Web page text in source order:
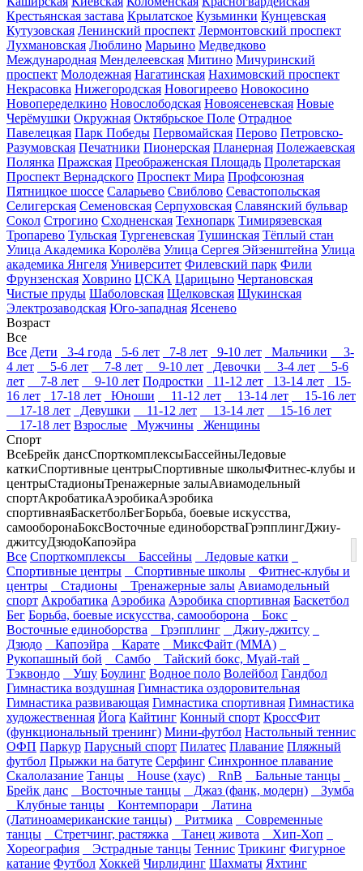
Крестьянская застава Крылатское Кузьминки Кунцевская
Кутузовская Ленинский проспект Лермонтовский проспект
Лухмановская Люблино Марьино Медведково
Международная Менделеевская Митино Мичуринский
проспект Молодежная Нагатинская Нахимовский проспект
Некрасовка Нижегородская Новогиреево Новокосино
Новопеределкино Новослободская Новоясеневская Новые
Черёмушки Окружная Октябрьское Поле Отрадное
Павелецкая Парк Победы Первомайская Перово Петровско-
Разумовская Печатники Пионерская Планерная Полежаевская
Полянка Пражская Преображенская Площадь Пролетарская
Проспект Вернадского Проспект Мира Профсоюзная
Пятницкое шоссе Саларьево Свиблово Севастопольская
Селигерская Семеновская Серпуховская Славянский бульвар
Сокол Строгино Сходненская Технопарк Тимирязевская
Тропарево Тульская Тургеневская Тушинская Тёплый стан
Улица Академика Королёва Улица Сергея Эйзенштейна Улица
академика Янгеля Университет Филевский парк Фили
Фрунзенская Ховрино ЦСКА Царицыно Чертановская
Чистые пруды Шаболовская Щелковская Щукинская
Электрозаводская Юго-западная Ясенево
Возраст
Все
Все Дети 3-4 года 5-6 лет 7-8 лет 9-10 лет Мальчики
3-
4 лет
5-6 лет 7-8 лет 9-10 лет Девочки 3-4 лет
5-6
лет
7-8 лет 9-10 лет Подростки 11-12 лет 13-14 лет
15-
16 лет
17-18 лет Юноши 11-12 лет 13-14 лет
15-16 лет
17-18 лет
Девушки 11-12 лет 13-14 лет
15-16 лет
17-18 лет Взрослые Мужчины
Женщины
Спорт
ВсеБрейк дансСпорткомплексыБассейныЛедовые
каткиСпортивные центрыСпортивные школыФитнес-клубы и
центрыСтадионыТренажерные залыАвиамодельный
спортАкробатикаАэробикаАэробика
спортивнаяБаскетболБегБорьба, боевые искусства,
самооборонаБоксВосточные единоборстваГрэпплингДжиу-
джитсуДзюдоКапоэйра
Все Спорткомплексы Бассейны
Ледовые катки
Спортивные центры
Спортивные школы
Фитнес-клубы и
центры
Стадионы Тренажерные залы Авиамодельный
спорт Акробатика Аэробика Аэробика спортивная Баскетбол
Бег Борьба, боевые искусства, самооборона
Бокс
Восточные единоборства
Грэпплинг
Джиу-джитсу
Дзюдо
Капоэйра Карате
МиксФайт (ММА)
Рукопашный бой
Самбо
Тайский бокс, Муай-тай
Тэквондо
Ушу Боулинг Водное поло Волейбол Гандбол
Гимнастика воздушная Гимнастика оздоровительная
Гимнастика развивающая Гимнастика спортивная Гимнастика
художественная Йога Кайтинг Конный спорт КроссФит
(функциональный тренинг) Мини-футбол Настольный теннис
ОФП Паркур Парусный спорт Пилатес Плавание Пляжный
футбол Прыжки на батуте Серфинг Синхронное плавание
Скалолазание Танцы House (хаус) RnB
Бальные танцы
Брейк данс
Восточные танцы Джаз (фанк, модерн)
Зумба
Клубные танцы
Контемпорари
Латина
(Латиноамериканские танцы)
Ритмика
Современные
танцы
Стретчинг, растяжка Танец живота
Хип-Хоп
Хореография
Эстрадные танцы Теннис Трикинг Фигурное
катание Футбол Хоккей Чирлидинг Шахматы Яхтинг